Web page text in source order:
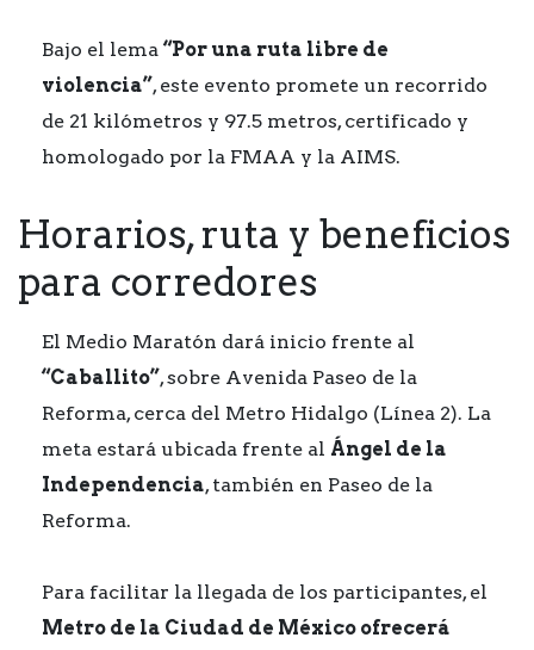
Bajo el lema “Por una ruta libre de
violencia”, este evento promete un recorrido
de 21 kilómetros y 97.5 metros, certificado y
homologado por la FMAA y la AIMS.
Horarios, ruta y beneficios
para corredores
El Medio Maratón dará inicio frente al
“Caballito”, sobre Avenida Paseo de la
Reforma, cerca del Metro Hidalgo (Línea 2). La
meta estará ubicada frente al Ángel de la
Independencia, también en Paseo de la
Reforma.
Para facilitar la llegada de los participantes, el
Metro de la Ciudad de México ofrecerá